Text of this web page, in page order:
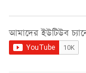
আমাদের ইউটিউব